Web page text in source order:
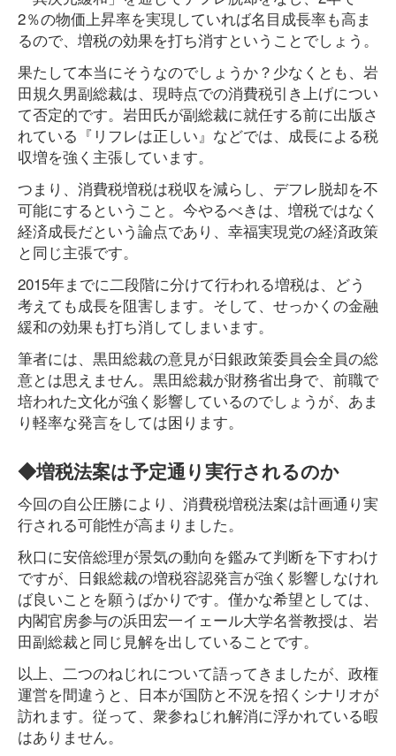
2％の物価上昇率を実現していれば名目成長率も高ま
るので、増税の効果を打ち消すということでしょう。
果たして本当にそうなのでしょうか？少なくとも、岩
田規久男副総裁は、現時点での消費税引き上げについ
て否定的です。岩田氏が副総裁に就任する前に出版さ
れている『リフレは正しい』などでは、成長による税
収増を強く主張しています。
つまり、消費税増税は税収を減らし、デフレ脱却を不
可能にするということ。今やるべきは、増税ではなく
経済成長だという論点であり、幸福実現党の経済政策
と同じ主張です。
2015年までに二段階に分けて行われる増税は、どう
考えても成長を阻害します。そして、せっかくの金融
緩和の効果も打ち消してしまいます。
筆者には、黒田総裁の意見が日銀政策委員会全員の総
意とは思えません。黒田総裁が財務省出身で、前職で
培われた文化が強く影響しているのでしょうが、あま
り軽率な発言をしては困ります。
◆増税法案は予定通り実行されるのか
今回の自公圧勝により、消費税増税法案は計画通り実
行される可能性が高まりました。
秋口に安倍総理が景気の動向を鑑みて判断を下すわけ
ですが、日銀総裁の増税容認発言が強く影響しなけれ
ば良いことを願うばかりです。僅かな希望としては、
内閣官房参与の浜田宏一イェール大学名誉教授は、岩
田副総裁と同じ見解を出していることです。
以上、二つのねじれについて語ってきましたが、政権
運営を間違うと、日本が国防と不況を招くシナリオが
訪れます。従って、衆参ねじれ解消に浮かれている暇
はありません。